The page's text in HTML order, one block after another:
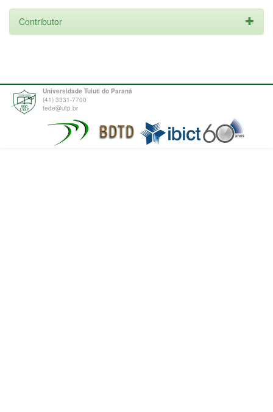
Contributor
Universidade Tuiuti do Paraná
(41) 3331-7700
tede@utp.br